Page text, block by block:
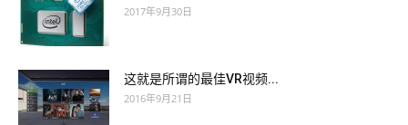
2017年9月30日
这就是所谓的最佳VR视频...
2016年9月21日